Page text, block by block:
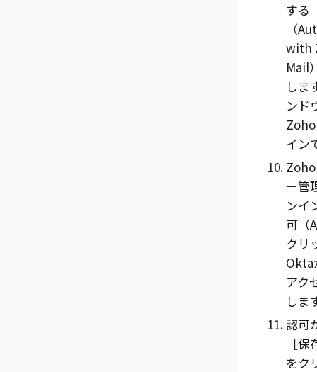
する
（
with
Mail
しま
ンド
イン
ー管
ンイ
可（
クリ
Okta
アク
しま
認可
保
をク